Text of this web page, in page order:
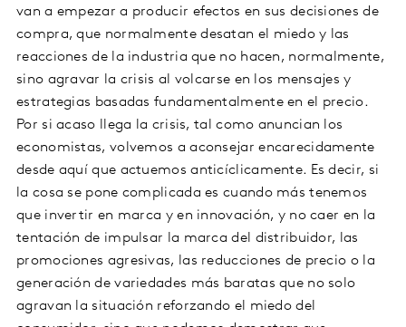
van a empezar a producir efectos en sus decisiones de
compra, que normalmente desatan el miedo y las
reacciones de la industria que no hacen, normalmente,
sino agravar la crisis al volcarse en los mensajes y
estrategias basadas fundamentalmente en el precio.
Por si acaso llega la crisis, tal como anuncian los
economistas, volvemos a aconsejar encarecidamente
desde aquí que actuemos anticíclicamente. Es decir, si
la cosa se pone complicada es cuando más tenemos
que invertir en marca y en innovación, y no caer en la
tentación de impulsar la marca del distribuidor, las
promociones agresivas, las reducciones de precio o la
generación de variedades más baratas que no solo
agravan la situación reforzando el miedo del